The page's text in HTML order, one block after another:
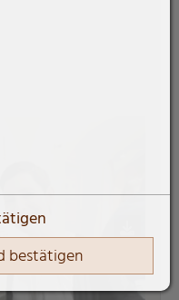
bestätigen